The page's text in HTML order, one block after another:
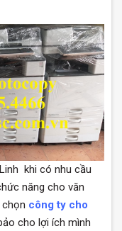
khi có nhu cầu
năng cho văn
công ty cho
cho lợi ích mình